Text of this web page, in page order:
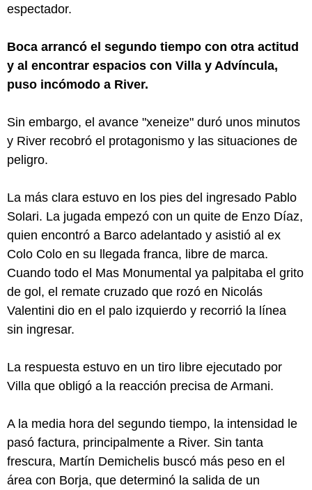
espectador.
Boca arrancó el segundo tiempo con otra actitud
y al encontrar espacios con Villa y Advíncula,
puso incómodo a River.
Sin embargo, el avance "xeneize" duró unos minutos
y River recobró el protagonismo y las situaciones de
peligro.
La más clara estuvo en los pies del ingresado Pablo
Solari. La jugada empezó con un quite de Enzo Díaz,
quien encontró a Barco adelantado y asistió al ex
Colo Colo en su llegada franca, libre de marca.
Cuando todo el Mas Monumental ya palpitaba el grito
de gol, el remate cruzado que rozó en Nicolás
Valentini dio en el palo izquierdo y recorrió la línea
sin ingresar.
La respuesta estuvo en un tiro libre ejecutado por
Villa que obligó a la reacción precisa de Armani.
A la media hora del segundo tiempo, la intensidad le
pasó factura, principalmente a River. Sin tanta
frescura, Martín Demichelis buscó más peso en el
área con Borja, que determinó la salida de un